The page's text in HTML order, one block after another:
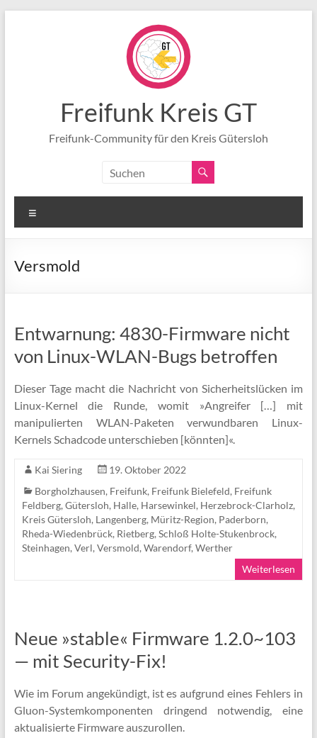
Freifunk Kreis GT
Freifunk-Community für den Kreis Gütersloh
Versmold
Entwarnung: 4830-Firmware nicht
von Linux-WLAN-Bugs betroffen
Dieser Tage macht die Nachricht von Sicherheitslücken im
Linux-Kernel die Runde, womit »Angreifer […] mit
manipulierten WLAN-Paketen verwundbaren Linux-
Kernels Schadcode unterschieben [könnten]«.
Kai Siering
19. Oktober 2022
Borgholzhausen, Freifunk, Freifunk Bielefeld, Freifunk
Feldberg, Gütersloh, Halle, Harsewinkel, Herzebrock-Clarholz,
Kreis Gütersloh, Langenberg, Müritz-Region, Paderborn,
Rheda-Wiedenbrück, Rietberg, Schloß Holte-Stukenbrock,
Steinhagen, Verl, Versmold, Warendorf, Werther
Weiterlesen
Neue »stable« Firmware 1.2.0~103
— mit Security-Fix!
Wie im Forum angekündigt, ist es aufgrund eines Fehlers in
Gluon-Systemkomponenten dringend notwendig, eine
aktualisierte Firmware auszurollen.